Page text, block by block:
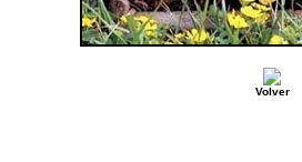
Volver